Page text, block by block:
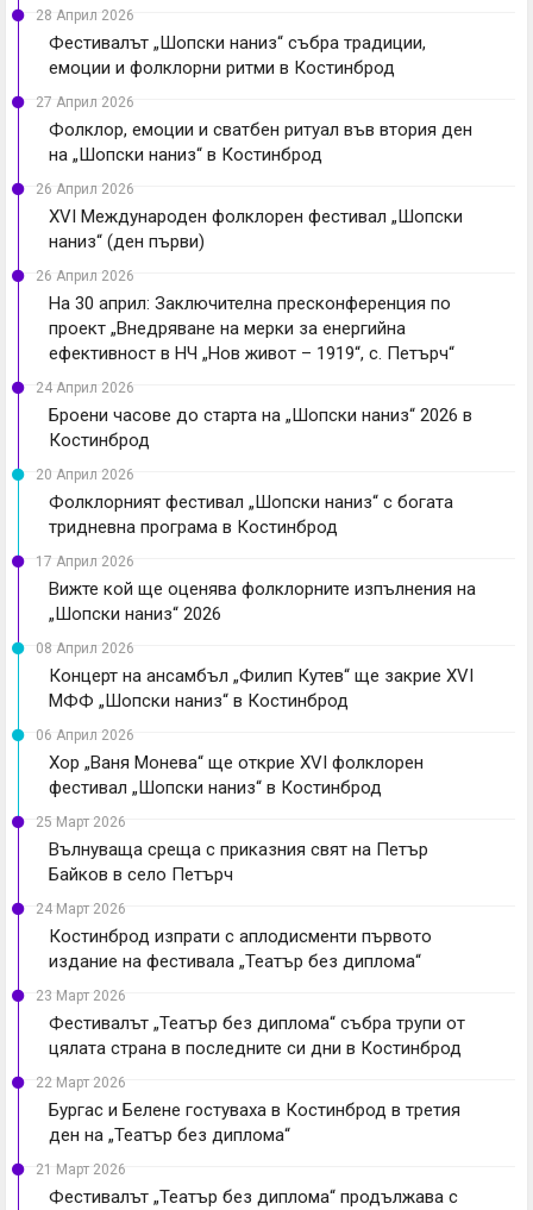
28 Април 2026
Фестивалът „Шопски наниз“ събра традиции,
емоции и фолклорни ритми в Костинброд
27 Април 2026
Фолклор, емоции и сватбен ритуал във втория ден
на „Шопски наниз“ в Костинброд
26 Април 2026
XVI Международен фолклорен фестивал „Шопски
наниз“ (ден първи)
26 Април 2026
На 30 април: Заключителна пресконференция по
проект „Внедряване на мерки за енергийна
ефективност в НЧ „Нов живот – 1919“, с. Петърч“
24 Април 2026
Броени часове до старта на „Шопски наниз“ 2026 в
Костинброд
20 Април 2026
Фолклорният фестивал „Шопски наниз“ с богата
тридневна програма в Костинброд
17 Април 2026
Вижте кой ще оценява фолклорните изпълнения на
„Шопски наниз“ 2026
08 Април 2026
Концерт на ансамбъл „Филип Кутев“ ще закрие XVI
МФФ „Шопски наниз“ в Костинброд
06 Април 2026
Хор „Ваня Монева“ ще открие XVI фолклорен
фестивал „Шопски наниз“ в Костинброд
25 Март 2026
Вълнуваща среща с приказния свят на Петър
Байков в село Петърч
24 Март 2026
Костинброд изпрати с аплодисменти първото
издание на фестивала „Театър без диплома“
23 Март 2026
Фестивалът „Театър без диплома“ събра трупи от
цялата страна в последните си дни в Костинброд
22 Март 2026
Бургас и Белене гостуваха в Костинброд в третия
ден на „Театър без диплома“
21 Март 2026
Фестивалът „Театър без диплома“ продължава с